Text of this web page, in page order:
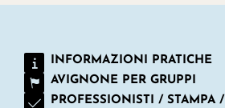
INFORMAZIONI PRATICHE
AVIGNONE PER GRUPPI
PROFESSIONISTI / STAMPA /